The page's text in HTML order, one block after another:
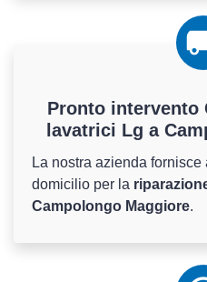
Pronto intervento
lavatrici Lg a
La nostra azienda
domicilio per la
Campolongo Maggiore.